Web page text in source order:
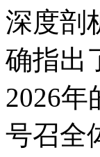
深度剖
确指出
2026
号召全